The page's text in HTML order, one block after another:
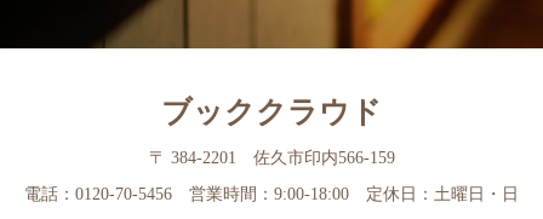
ブッククラウド
〒 384-2201 佐久市印内566-159
電話：0120-70-5456 営業時間：9:00-18:00 定休日：土曜日・日